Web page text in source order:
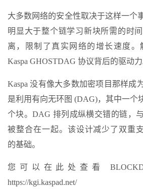
大多数网络的安全性取决于这样一个
明显大于整个链学习新块所需的时
离，限制了真实网络的增长速度。
Kaspa GHOSTDAG 协议背后的驱动力
Kaspa 没有像大多数加密项目那样成
是利用有向无环图 (DAG)，其中一个
个块。DAG 排列成纵横交错的链，
被整合在一起。该设计减少了双重
的基础。
您可以在此处查看
https://kgi.kaspad.net/